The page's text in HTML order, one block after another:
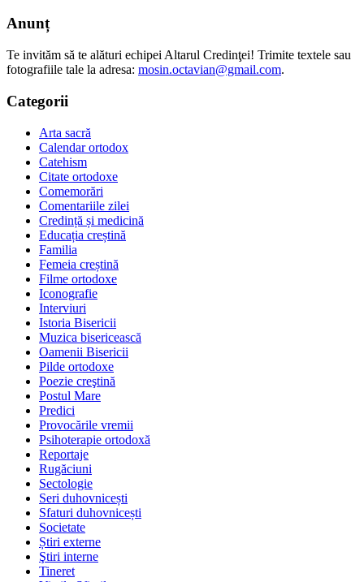
Anunț
Te invităm să te alături echipei Altarul Credinţei! Trimite textele sau
fotografiile tale la adresa: mosin.octavian@gmail.com.
Categorii
Arta sacră
Calendar ortodox
Catehism
Citate ortodoxe
Comemorări
Comentariile zilei
Credință și medicină
Educația creștină
Familia
Femeia creștină
Filme ortodoxe
Iconografie
Interviuri
Istoria Bisericii
Muzica bisericească
Oamenii Bisericii
Pilde ortodoxe
Poezie creştină
Postul Mare
Predici
Provocările vremii
Psihoterapie ortodoxă
Reportaje
Rugăciuni
Sectologie
Seri duhovnicești
Sfaturi duhovnicești
Societate
Știri externe
Ştiri interne
Tineret